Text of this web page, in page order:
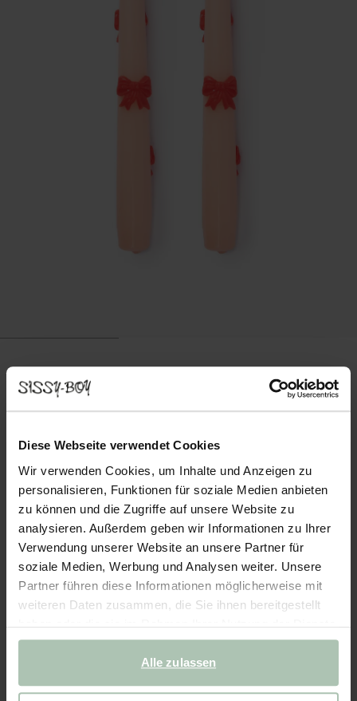
Diese Webseite verwendet Cookies
Wir verwenden Cookies, um Inhalte und Anzeigen zu
personalisieren, Funktionen für soziale Medien anbieten
zu können und die Zugriffe auf unsere Website zu
analysieren. Außerdem geben wir Informationen zu Ihrer
Verwendung unserer Website an unsere Partner für
soziale Medien, Werbung und Analysen weiter. Unsere
Partner führen diese Informationen möglicherweise mit
weiteren Daten zusammen, die Sie ihnen bereitgestellt
haben oder die sie im Rahmen Ihrer Nutzung der Dienste
gesammelt haben.
Alle zulassen
Kerzen mit Schleifen - hellrosa
19.9915.99
Farben
Lieferung in: 2–3 Arbeitstagen
IN DEN WARENKORB